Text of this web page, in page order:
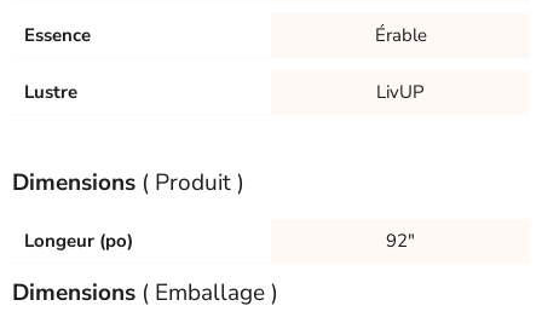
Essence Érable
Lustre LivUP
Dimensions ( Produit )
Longeur (po) 92"
Dimensions ( Emballage )